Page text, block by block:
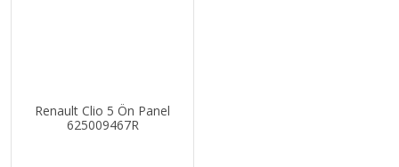
Renault Clio 5 Ön Panel
625009467R